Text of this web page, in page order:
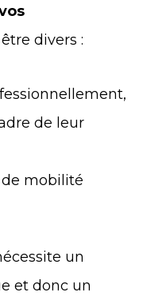
divers :
de leur
mobilité
un
et donc un